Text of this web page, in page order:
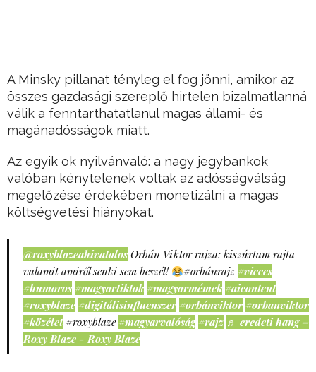
A Minsky pillanat tényleg el fog jönni, amikor az
összes gazdasági szereplő hirtelen bizalmatlanná
válik a fenntarthatatlanul magas állami- és
magánadósságok miatt.
Az egyik ok nyilvánvaló: a nagy jegybankok
valóban kénytelenek voltak az adósságválság
megelőzése érdekében monetizálni a magas
költségvetési hiányokat.
@roxyblazeahivatalos Orbán Viktor rajza: kiszúrtam rajta
valamit amiről senki sem beszél!
#orbánrajz #vicces
#humoros #magyartiktok #magyarmémek #aicontent
#roxyblaze #digitálisinfluenszer #orbánviktor #orbanviktor
#közélet #roxyblaze #magyarvalóság #rajz ♬ eredeti hang –
Roxy Blaze - Roxy Blaze